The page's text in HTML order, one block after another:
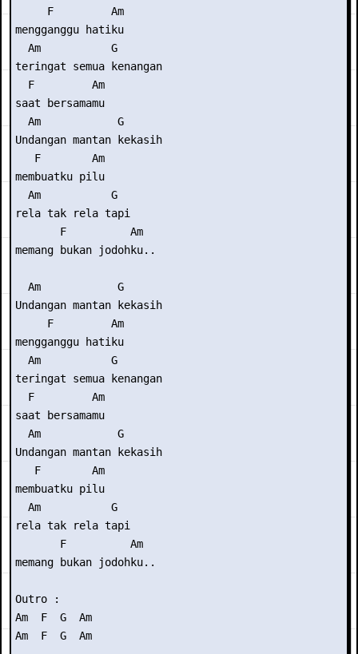
     F         Am
mengganggu hatiku
  Am           G
teringat semua kenangan
  F         Am
saat bersamamu
  Am            G
Undangan mantan kekasih
   F        Am
membuatku pilu
  Am           G
rela tak rela tapi
       F          Am
memang bukan jodohku..
  Am            G
Undangan mantan kekasih
     F         Am
mengganggu hatiku
  Am           G
teringat semua kenangan
  F         Am
saat bersamamu
  Am            G
Undangan mantan kekasih
   F        Am
membuatku pilu
  Am           G
rela tak rela tapi
       F          Am
memang bukan jodohku..
Outro :
Am  F  G  Am
Am  F  G  Am